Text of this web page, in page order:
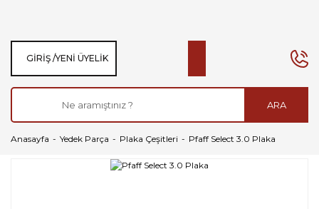
ARA
GIRIŞ /YENI ÜYELIK
Anasayfa Yedek Parça Plaka Çeşitleri Pfaff Select 3.0 Plaka